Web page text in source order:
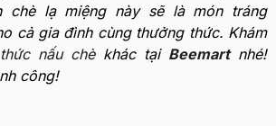
chè lạ miệng này sẽ là món tráng
cả gia đình cùng thưởng thức. Khám
nấu chèkhác tại Beemartnhé!
công!